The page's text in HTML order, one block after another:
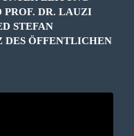
PROF. DR. LAUZI
STEFAN
DES ÖFFENTLICHEN